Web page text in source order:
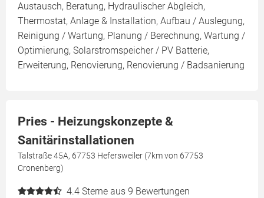
Austausch, Beratung, Hydraulischer Abgleich,
Thermostat, Anlage & Installation, Aufbau / Auslegung,
Reinigung / Wartung, Planung / Berechnung, Wartung /
Optimierung, Solarstromspeicher / PV Batterie,
Erweiterung, Renovierung, Renovierung / Badsanierung
Pries - Heizungskonzepte &
Sanitärinstallationen
Talstraße 45A, 67753 Hefersweiler (7km von 67753
Cronenberg)
4.4 Sterne aus 9 Bewertungen